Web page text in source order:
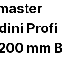
Profi
mm B